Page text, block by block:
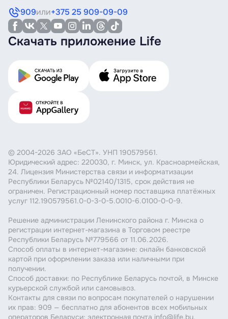
909или+375 25 909-09-09
Скачать приложение Life
© 2004-2026 ЗАО «БеСТ». УНП 190579561.
Юридический адрес: 220030, г. Минск, ул. Красноармейская,
24. Лицензия Министерства связи и информатизации
Республики Беларусь №02140/1315, срок действия не
ограничен. Регистрационный номер поставщика платёжных
услуг 112.190579561.0-0-3-0-5.0010-6.0100-0-0-9.
Решение администрации Ленинского района г. Минска о
регистрации интернет-магазина в Торговом реестре
Республики Беларусь №779566 от 11.06.2026.
Способ оплаты в интернет-магазине: онлайн банковской
картой при оформлении заказа или наличными при
получении.
Способ доставки: по Республике Беларусь почтой, в Минске
курьерской службой или самовывоз.
Контакты для связи по вопросам покупателей о нарушении
их прав: 909 — бесплатно для абонентов всех мобильных
операторов Беларуси; электронная почта info@life.by.